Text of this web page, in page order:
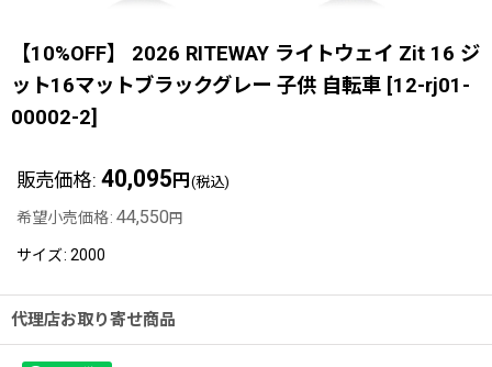
【10%OFF】 2026 RITEWAY ライトウェイ Zit 16 ジ
ット16マットブラックグレー 子供 自転車 [12-rj01-
00002-2]
販売価格: 40,095 円 (税込)
希望小売価格: 44,550 円
サイズ: 2000
代理店お取り寄せ商品